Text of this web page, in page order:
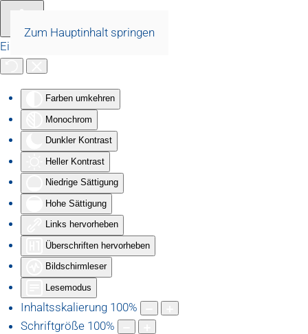
Eingabehilfen öffnen
Farben umkehren
Monochrom
Dunkler Kontrast
Heller Kontrast
Niedrige Sättigung
Hohe Sättigung
Links hervorheben
Überschriften hervorheben
Bildschirmleser
Lesemodus
Inhaltsskalierung 100%
Schriftgröße 100%
Zum Hauptinhalt springen